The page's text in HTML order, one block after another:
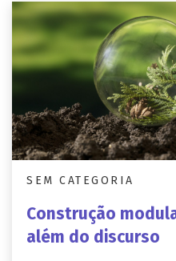
SEM CATEGORIA
Construção
além do discurso